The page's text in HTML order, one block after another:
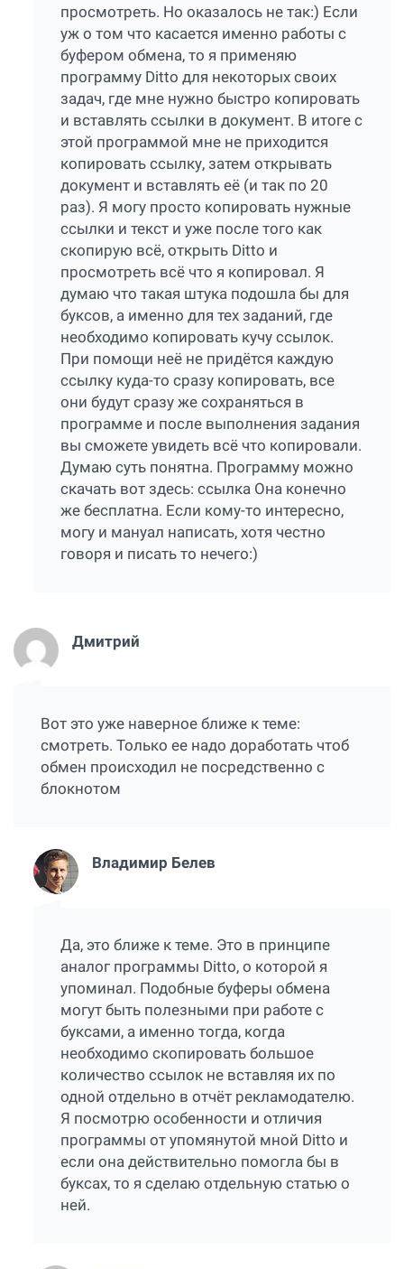
просмотреть. Но оказалось не так:) Если
уж о том что касается именно работы с
буфером обмена, то я применяю
программу Ditto для некоторых своих
задач, где мне нужно быстро копировать
и вставлять ссылки в документ. В итоге с
этой программой мне не приходится
копировать ссылку, затем открывать
документ и вставлять её (и так по 20
раз). Я могу просто копировать нужные
ссылки и текст и уже после того как
скопирую всё, открыть Ditto и
просмотреть всё что я копировал. Я
думаю что такая штука подошла бы для
буксов, а именно для тех заданий, где
необходимо копировать кучу ссылок.
При помощи неё не придётся каждую
ссылку куда-то сразу копировать, все
они будут сразу же сохраняться в
программе и после выполнения задания
вы сможете увидеть всё что копировали.
Думаю суть понятна. Программу можно
скачать вот здесь:ссылка Она конечно
же бесплатна. Если кому-то интересно,
могу и мануал написать, хотя честно
говоря и писать то нечего:)
Дмитрий
Вот это уже наверное ближе к теме:
смотреть. Только ее надо доработать чтоб
обмен происходил не посредственно с
блокнотом
Владимир Белев
Да, это ближе к теме. Это в принципе
аналог программы Ditto, о которой я
упоминал. Подобные буферы обмена
могут быть полезными при работе с
буксами, а именно тогда, когда
необходимо скопировать большое
количество ссылок не вставляя их по
одной отдельно в отчёт рекламодателю.
Я посмотрю особенности и отличия
программы от упомянутой мной Ditto и
если она действительно помогла бы в
буксах, то я сделаю отдельную статью о
ней.